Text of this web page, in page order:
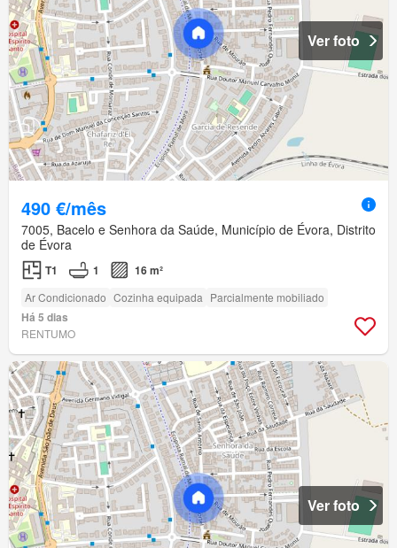
Ver foto
490 €/mês
7005, Bacelo e Senhora da Saúde, Município de Évora, Distrito
de Évora
T1 1 16 m²
Ar Condicionado Cozinha equipada Parcialmente mobiliado
Há 5 dias
RENTUMO
Ver foto